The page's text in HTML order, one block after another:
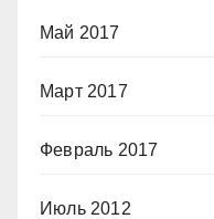
Май 2017
Март 2017
Февраль 2017
Июль 2012